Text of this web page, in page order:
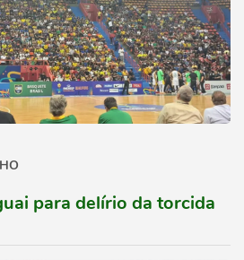
para delírio da torcida